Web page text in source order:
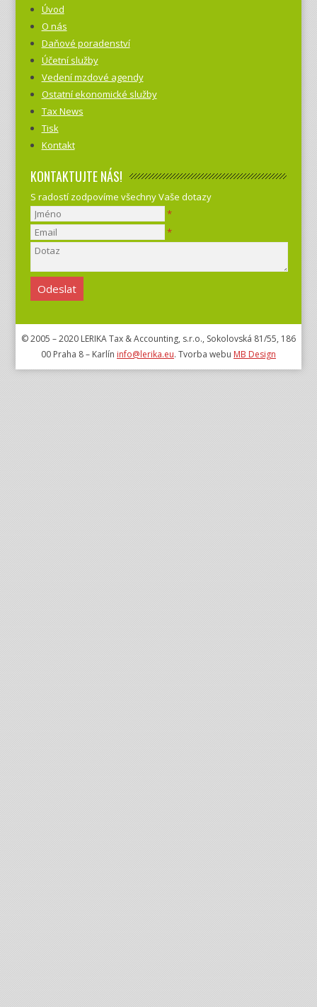
Úvod
O nás
Daňové poradenství
Účetní služby
Vedení mzdové agendy
Ostatní ekonomické služby
Tax News
Tisk
Kontakt
KONTAKTUJTE NÁS!
S radostí zodpovíme všechny Vaše dotazy
*
*
© 2005 – 2020 LERIKA Tax & Accounting, s.r.o., Sokolovská 81/55, 186
00 Praha 8 – Karlín info@lerika.eu. Tvorba webu MB Design